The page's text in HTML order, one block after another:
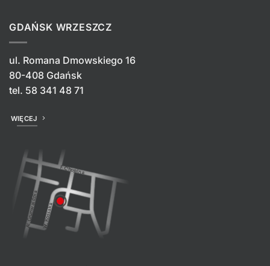
GDAŃSK WRZESZCZ
ul. Romana Dmowskiego 16
80-408 Gdańsk
tel. 58 341 48 71
WIĘCEJ